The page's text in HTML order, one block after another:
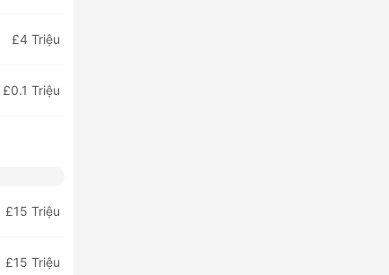
£4 Triệu
£0.1 Triệu
£15 Triệu
£15 Triệu